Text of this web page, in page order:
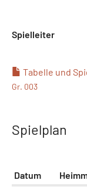
Spielleiter
Tabelle und
Gr. 003
Spielplan
Datum